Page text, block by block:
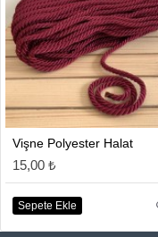
Vişne Polyester Halat
15,00 ₺
Sepete Ekle